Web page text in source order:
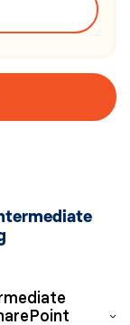
werken